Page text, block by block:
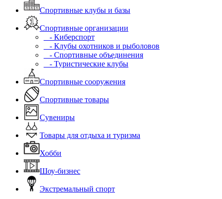
Спортивные клубы и базы
Спортивные организации
- Киберспорт
- Клубы охотников и рыболовов
- Спортивные объединения
- Туристические клубы
Спортивные сооружения
Спортивные товары
Сувениры
Товары для отдыха и туризма
Хобби
Шоу-бизнес
Экстремальный спорт